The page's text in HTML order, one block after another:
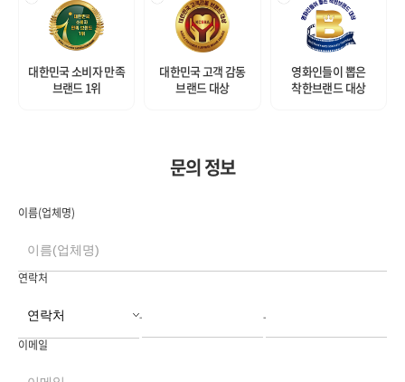
대한민국 소비자 만족
브랜드 1위
대한민국 고객 감동
브랜드 대상
영화인들이 뽑은
착한브랜드 대상
문의 정보
이름(업체명)
연락처
- -
이메일